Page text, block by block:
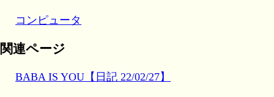
コンピュータ
関連ページ
BABA IS YOU【日記 22/02/27】